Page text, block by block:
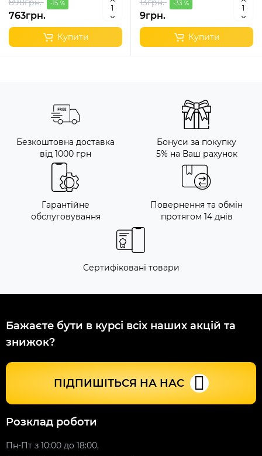
898грн. -15 %
763грн.
Купити
13грн. -33 %
9грн.
Купити
Безкоштовна доставка
від 1000 грн
Бонуси за покупку
5% на Ваш рахунок
Гарантійне
обслуговування
Повернення та обмін
протягом 14 днів
Сертифіковані товари
Бажаєте бути в курсі всіх наших акцій та
знижок?
ПІДПИШІТЬСЯ НА НАС
Розклад роботи
Пн-Пт з 10:00 до 18:00,